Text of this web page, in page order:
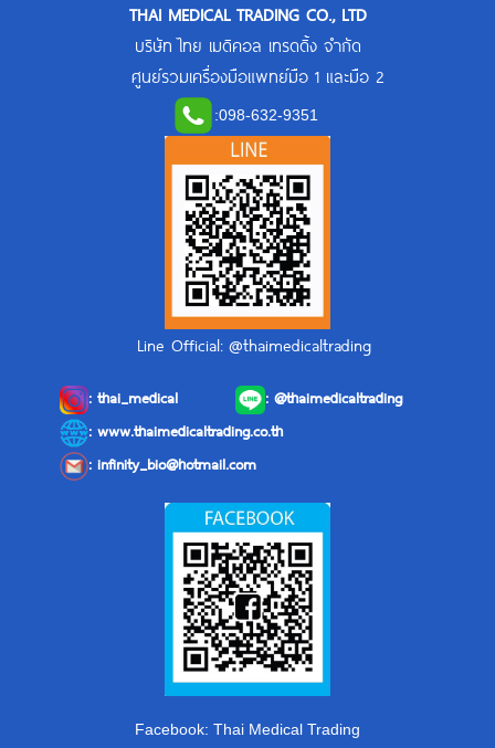
THAI MEDICAL TRADING CO., LTD
บริษัท ไทย เมดิคอล เทรดดิ้ง จำกัด
ศูนย์รวมเครื่องมือแพทย์มือ 1 และมือ 2
:098-632-9351
Line Official: @thaimedicaltrading
:thai_medical : @thaimedicaltrading
: www.thaimedicaltrading.co.th
:infinity_bio@hotmail.com
Facebook: Thai Medical Trading